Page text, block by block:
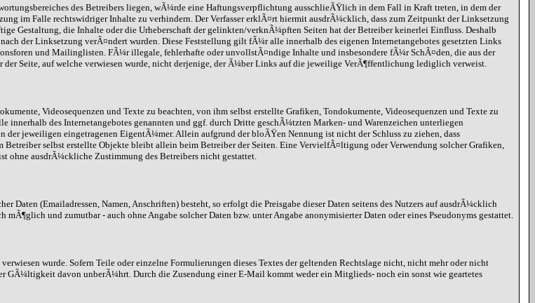
des Betreibers liegen, wÃ¼rde eine Haftungsverpflichtung ausschlieÃŸlich in dem Fall in Kraft treten, in dem der
im Falle rechtswidriger Inhalte zu verhindern. Der Verfasser erklÃ¤rt hiermit ausdrÃ¼cklich, dass zum Zeitpunkt der Linksetzung
Gestaltung, die Inhalte oder die Urheberschaft der gelinkten/verknÃ¼pften Seiten hat der Betreiber keinerlei Einfluss. Deshalb
der Linksetzung verÃ¤ndert wurden. Diese Feststellung gilt fÃ¼r alle innerhalb des eigenen Internetangebotes gesetzten Links
und Mailinglisten. FÃ¼r illegale, fehlerhafte oder unvollstÃ¤ndige Inhalte und insbesondere fÃ¼r SchÃ¤den, die aus der
Seite, auf welche verwiesen wurde, nicht derjenige, der Ã¼ber Links auf die jeweilige VerÃ¶ffentlichung lediglich verweist.
Videosequenzen und Texte zu beachten, von ihm selbst erstellte Grafiken, Tondokumente, Videosequenzen und Texte zu
des Internetangebotes genannten und ggf. durch Dritte geschÃ¼tzten Marken- und Warenzeichen unterliegen
jeweiligen eingetragenen EigentÃ¼mer. Allein aufgrund der bloÃŸen Nennung ist nicht der Schluss zu ziehen, dass
selbst erstellte Objekte bleibt allein beim Betreiber der Seiten. Eine VervielfÃ¤ltigung oder Verwendung solcher Grafiken,
ohne ausdrÃ¼ckliche Zustimmung des Betreibers nicht gestattet.
(Emailadressen, Namen, Anschriften) besteht, so erfolgt die Preisgabe dieser Daten seitens des Nutzers auf ausdrÃ¼cklich
und zumutbar - auch ohne Angabe solcher Daten bzw. unter Angabe anonymisierter Daten oder eines Pseudonyms gestattet.
wurde. Sofern Teile oder einzelne Formulierungen dieses Textes der geltenden Rechtslage nicht, nicht mehr oder nicht
davon unberÃ¼hrt. Durch die Zusendung einer E-Mail kommt weder ein Mitglieds- noch ein sonst wie geartetes